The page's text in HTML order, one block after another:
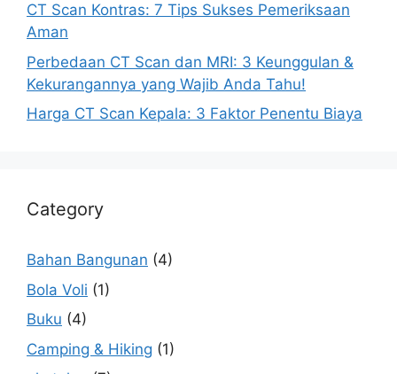
CT Scan Kontras: 7 Tips Sukses Pemeriksaan
Aman
Perbedaan CT Scan dan MRI: 3 Keunggulan &
Kekurangannya yang Wajib Anda Tahu!
Harga CT Scan Kepala: 3 Faktor Penentu Biaya
Category
Bahan Bangunan (4)
Bola Voli (1)
Buku (4)
Camping & Hiking (1)